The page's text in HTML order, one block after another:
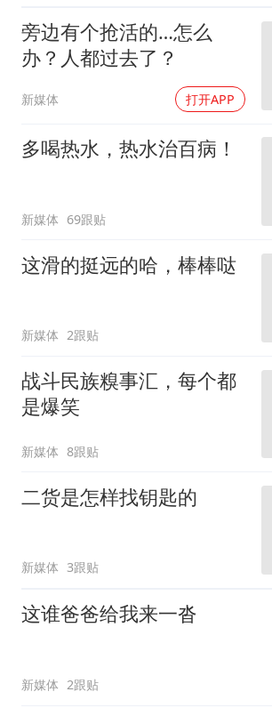
旁边有个抢活的…怎么
办？人都过去了？
新媒体 打开APP
多喝热水，热水治百病！
新媒体 69跟贴
这滑的挺远的哈，棒棒哒
新媒体 2跟贴
战斗民族糗事汇，每个都
是爆笑
新媒体 8跟贴
二货是怎样找钥匙的
新媒体 3跟贴
这谁爸爸给我来一沓
新媒体 2跟贴